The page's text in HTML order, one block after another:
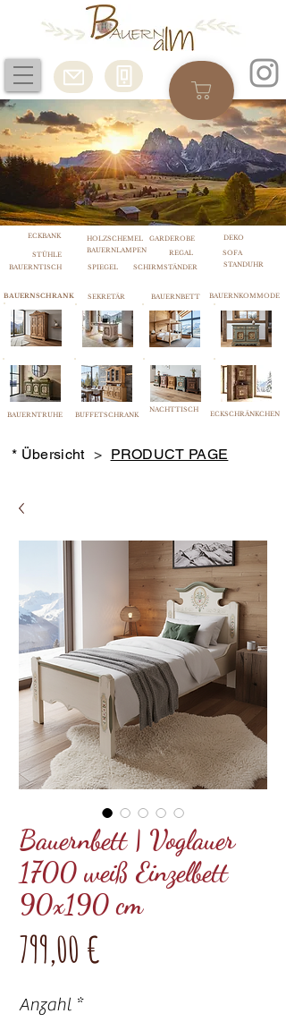
BAUERNTISCH SPIEGEL SCHIRMSTÄNDER
BAUERNSCHRANK SEKRETÄR
BAUERNTRUHE BUFFETSCHRANK
BAUERNBETT
NACHTTISCH
STANDUHR
BAUERNKOMMODE
ECKSCHRÄNKCHEN
* Übersicht > PRODUCT PAGE
BAUERNLAMPEN REGAL SOFA
ECKBANK
STÜHLE
HOLZSCHEMEL GARDEROBE DEKO
Bauernbett | Voglauer
1700 weiß Einzelbett
90x190 cm
799,00 €
Anzahl *